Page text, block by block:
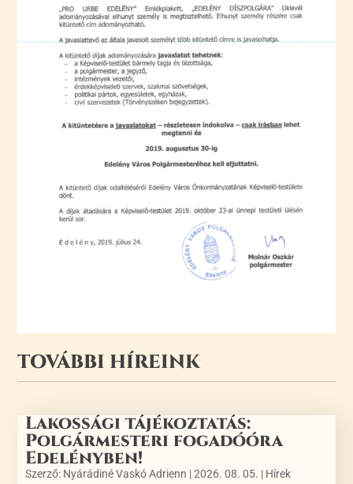
TOVÁBBI HÍREINK
Lakossági tájékoztatás:
Polgármesteri fogadóóra
Edelényben!
Szerző: Nyárádiné Vaskó Adrienn |2026. 08. 05. | Hírek